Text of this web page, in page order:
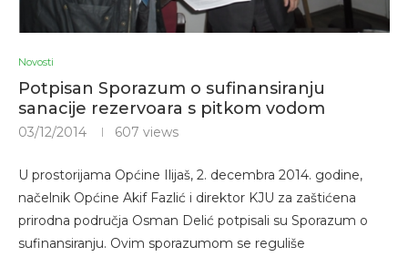
Novosti
Potpisan Sporazum o sufinansiranju
sanacije rezervoara s pitkom vodom
03/12/2014 607 views
U prostorijama Općine Ilijaš, 2. decembra 2014. godine,
načelnik Općine Akif Fazlić i direktor KJU za zaštićena
prirodna područja Osman Delić potpisali su Sporazum o
sufinansiranju. Ovim sporazumom se reguliše